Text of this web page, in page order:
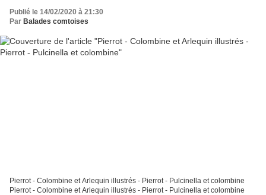
Publié le 14/02/2020 à 21:30
Par Balades comtoises
Pierrot - Colombine et Arlequin illustrés - Pierrot - Pulcinella et colombine
Pierrot - Colombine et Arlequin illustrés - Pierrot - Pulcinella et colombine